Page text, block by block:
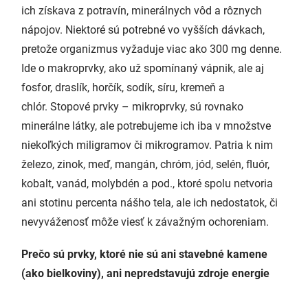
ich získava z potravín, minerálnych vôd a rôznych
nápojov. Niektoré sú potrebné vo vyšších dávkach,
pretože organizmus vyžaduje viac ako 300 mg denne.
Ide o makroprvky, ako už spomínaný vápnik, ale aj
fosfor, draslík, horčík, sodík, síru, kremeň a
chlór. Stopové prvky – mikroprvky, sú rovnako
minerálne látky, ale potrebujeme ich iba v množstve
niekoľkých miligramov či mikrogramov. Patria k nim
železo, zinok, meď, mangán, chróm, jód, selén, fluór,
kobalt, vanád, molybdén a pod., ktoré spolu netvoria
ani stotinu percenta nášho tela, ale ich nedostatok, či
nevyváženosť môže viesť k závažným ochoreniam.
Prečo sú prvky, ktoré nie sú ani stavebné kamene
(ako bielkoviny), ani nepredstavujú zdroje energie